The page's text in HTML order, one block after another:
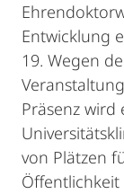
Entwicklung
19. Wegen
Präsenz wird
von Plätzen